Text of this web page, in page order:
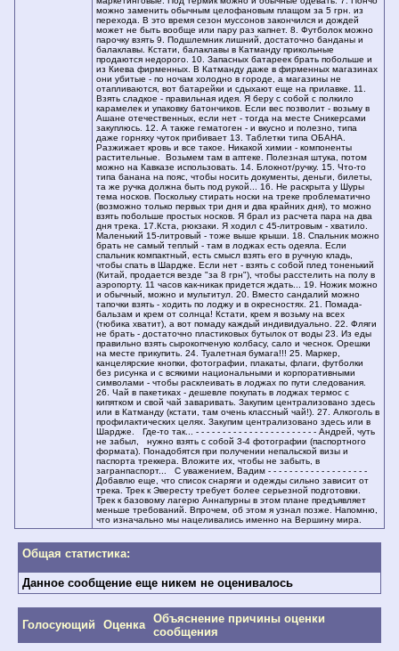
можно заменить обычным целофановым плащом за 5 грн. из
перехода. В это время сезон муссонов закончился и дождей
может не быть вообще или пару раз капнет. 8. Футболок можно
парочку взять 9. Подшлемник лишний, достаточно банданы и
балаклавы. Кстати, балаклавы в Катманду прикольные
продаются недорого. 10. Запасных батареек брать побольше и
из Киева фирменных. В Катманду даже в фирменных магазинах
они убитые - по ночам холодно в городе, а магазины не
отапливаются, вот батарейки и сдыхают еще на прилавке. 11.
Взять сладкое - правильная идея. Я беру с собой с полкило
карамелек и упаковку батончиков. Если вес позволит - возьму в
Ашане отечественных, если нет - тогда на месте Сникерсами
закуплюсь. 12. А также гематоген - и вкусно и полезно, типа
даже горняху чуток прибивает 13. Таблетки типа ОБАНА.
Разжижает кровь и все такое. Никакой химии - компоненты
растительные. Возьмем там в аптеке. Полезная штука, потом
можно на Кавказе использовать. 14. Блокнот/ручку. 15. Что-то
типа банана на пояс, чтобы носить документы, деньги, билеты,
та же ручка должна быть под рукой... 16. Не раскрыта у Шуры
тема носков. Поскольку стирать носки на треке проблематично
(возможно только первых три дня и два крайних дня), то можно
взять побольше простых носков. Я брал из расчета пара на два
дня трека. 17.Кста, рюкзаки. Я ходил с 45-литровым - хватило.
Маленький 15-литровый - тоже выше крыши. 18. Спальник можно
брать не самый теплый - там в лоджах есть одеяла. Если
спальник компактный, есть смысл взять его в ручную кладь,
чтобы спать в Шардже. Если нет - взять с собой плед тоненький
(Китай, продается везде "за 8 грн"), чтобы расстелить на полу в
аэропорту. 11 часов как-никак придется ждать... 19. Ножик можно
и обычный, можно и мультитул. 20. Вместо сандалий можно
тапочки взять - ходить по лоджу и в окресностях. 21. Помада-
бальзам и крем от солнца! Кстати, крем я возьму на всех
(тюбика хватит), а вот помаду каждый индивидуально. 22. Фляги
не брать - достаточно пластиковых бутылок от воды 23. Из еды
правильно взять сырокопченую колбасу, сало и чеснок. Орешки
на месте прикупить. 24. Туалетная бумага!!! 25. Маркер,
канцелярские кнопки, фотографии, плакаты, флаги, футболки
без рисунка и с всякими национальными и корпоративными
символами - чтобы расклеивать в лоджах по пути следования.
26. Чай в пакетиках - дешевле покупать в лоджах термос с
кипятком и свой чай заваривать. Закупим централизовано здесь
или в Катманду (кстати, там очень классный чай!). 27. Алкоголь в
профилактических целях. Закупим централизовано здесь или в
Шардже. Где-то так... - - - - - - - - - - - - - - - - - - - - - - - Андрей, чуть
не забыл, нужно взять с собой 3-4 фотографии (паспортного
формата). Понадобятся при получении непальской визы и
паспорта треккера. Вложите их, чтобы не забыть, в
загранпаспорт... С уважением, Вадим - - - - - - - - - - - - - - - - - - -
Добавлю еще, что список снаряги и одежды сильно зависит от
трека. Трек к Эвересту требует более серьезной подготовки.
Трек к базовому лагерю Аннапурны в этом плане предъявляет
меньше требований. Впрочем, об этом я узнал позже. Напомню,
что изначально мы нацеливались именно на Вершину мира.
Общая статистика:
Данное сообщение еще никем не оценивалось
Голосующий Оценка Объяснение причины оценки
сообщения